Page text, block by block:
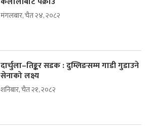
मंगलबार, चैत २४, २०८२
दार्चुला–तिङ्कर सडक : दुम्लिङसम्म गाडी गुडाउने
सेनाको लक्ष्य
शनिबार, चैत २१, २०८२